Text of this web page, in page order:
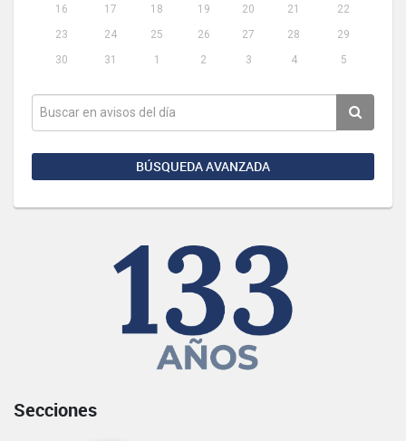
16
17 18 19 20 21
22
23
24 25 26 27 28
29
30
31 1 2 3 4 5
BÚSQUEDA AVANZADA
Secciones